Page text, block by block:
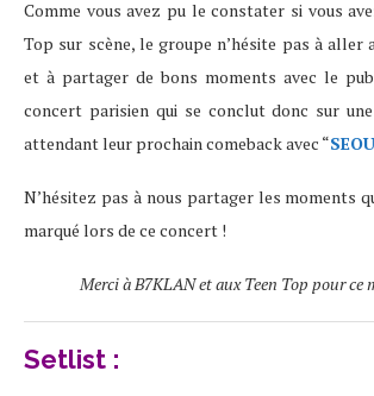
Comme vous avez pu le constater si vous
Top sur scène, le groupe n’hésite pas à aller
et à partager de bons moments avec le
concert parisien qui se conclut donc sur
attendant leur prochain comeback avec “
N’hésitez pas à nous partager les moments
marqué lors de ce concert !
Merci à B7KLAN et aux Teen Top pour ce
Setlist :